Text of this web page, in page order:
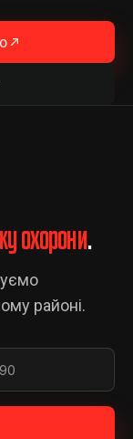
охорони.
районі.